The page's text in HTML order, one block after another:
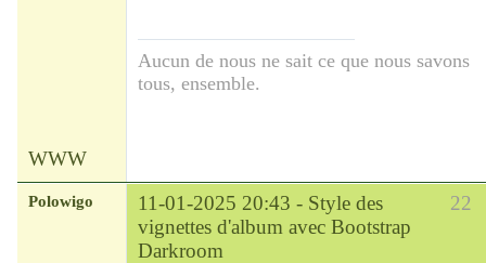
Aucun de nous ne sait ce que nous savons
tous, ensemble.
WWW
22
Polowigo 11-01-2025 20:43 - Style des
vignettes d'album avec Bootstrap
Darkroom